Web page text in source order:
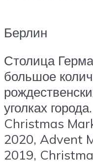
Берлин
Столица
большое
уголках
Christmas
2020, Advent
2019,